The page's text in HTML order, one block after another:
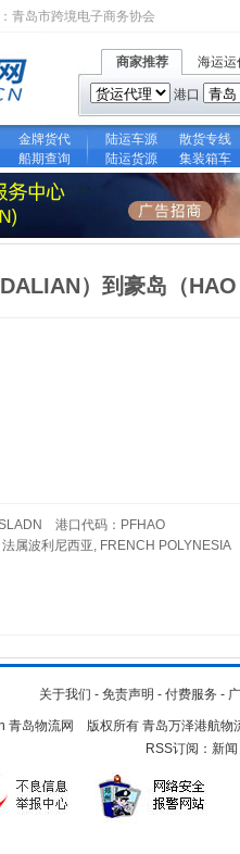
青岛市跨境电子商务协会
商家推荐 海运运
港口
金牌货代 陆运车源
散货专线
船期查询 陆运货源 集装箱车
）到豪岛（
港口代码：PFHAO
属波利尼西亚, FRENCH POLYNESIA
关于我们 - 免责声明 - 付费服务 -
青岛物流网 版权所有 青岛万泽港航物
RSS订阅： 新闻